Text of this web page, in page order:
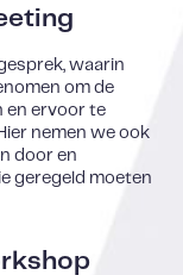
waarin
om de
en ervoor te
nemen we ook
door en
geregeld moeten